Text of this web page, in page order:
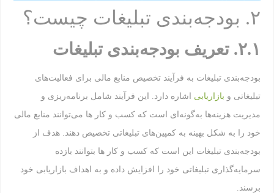
۲. بودجه‌بندی تبلیغات چیست؟
۲.۱. تعریف بودجه‌بندی تبلیغات
بودجه‌بندی تبلیغات به فرآیند تخصیص منابع مالی برای فعالیت‌های
تبلیغاتی و بازاریابی اشاره دارد. این فرآیند شامل برنامه‌ریزی و
مدیریت هزینه‌ها به‌گونه‌ای است که کسب و کار ها می‌توانند منابع مالی
خود را به شکل بهینه به کمپین‌های تبلیغاتی تخصیص دهند. هدف از
بودجه‌بندی تبلیغات این است که کسب و کار ها بتوانند بازده
سرمایه‌گذاری تبلیغاتی خود را افزایش داده و به اهداف بازاریابی خود
برسند.